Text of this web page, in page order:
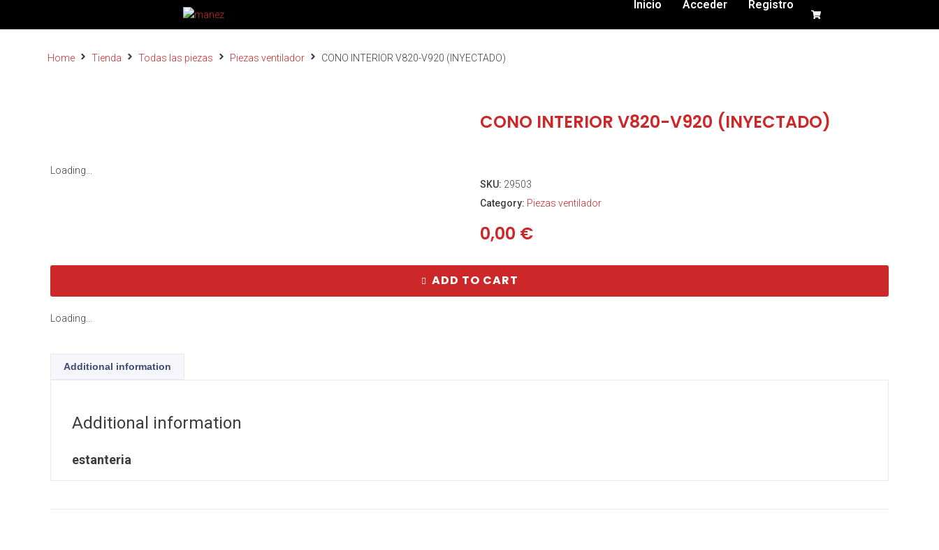
Inicio Acceder Registro
Home Tienda Todas las piezas Piezas ventilador CONO INTERIOR V820-V920 (INYECTADO)
Loading...
CONO INTERIOR V820-V920 (INYECTADO)
SKU: 29503
Category: Piezas ventilador
0,00 €
ADD TO CART
Loading...
Additional information
Additional information
estanteria